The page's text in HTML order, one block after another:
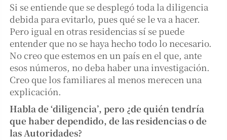
Si se entiende que se desplegó toda la diligencia
debida para evitarlo, pues qué se le va a hacer.
Pero igual en otras residencias sí se puede
entender que no se haya hecho todo lo necesario.
No creo que estemos en un país en el que, ante
esos números, no deba haber una investigación.
Creo que los familiares al menos merecen una
explicación.
Habla de ‘diligencia’, pero ¿de quién tendría
que haber dependido, de las residencias o de
las Autoridades?